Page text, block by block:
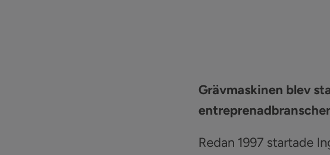
Grävmaskinen blev
Redan 1997 startade